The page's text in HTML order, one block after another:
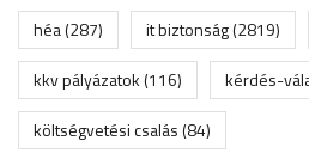
héa(287) it biztonság(2819)
kkv pályázatok(116) kérdés-
költségvetési csalás(84)